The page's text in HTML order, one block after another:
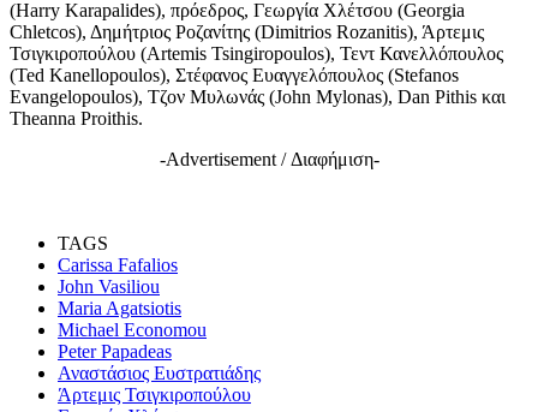
(Harry Karapalides), πρόεδρος, Γεωργία Χλέτσου (Georgia
Chletcos), Δημήτριος Ροζανίτης (Dimitrios Rozanitis), Άρτεμις
Τσιγκιροπούλου (Artemis Tsingiropoulos), Τεντ Κανελλόπουλος
(Ted Kanellopoulos), Στέφανος Ευαγγελόπουλος (Stefanos
Evangelopoulos), Τζον Μυλωνάς (John Mylonas), Dan Pithis και
Theanna Proithis.
-Advertisement / Διαφήμιση-
TAGS
Carissa Fafalios
John Vasiliou
Maria Agatsiotis
Michael Economou
Peter Papadeas
Αναστάσιος Ευστρατιάδης
Άρτεμις Τσιγκιροπούλου